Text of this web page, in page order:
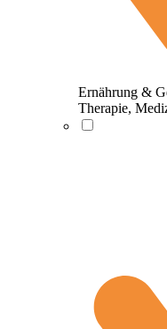
Ernährung &
Therapie,